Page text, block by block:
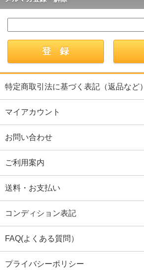
特定商取引法に基づく表記（返品など）
マイアカウント
お問い合わせ
ご利用案内
送料・お支払い
コンディション表記
FAQ(よくある質問）
プライバシーポリシー